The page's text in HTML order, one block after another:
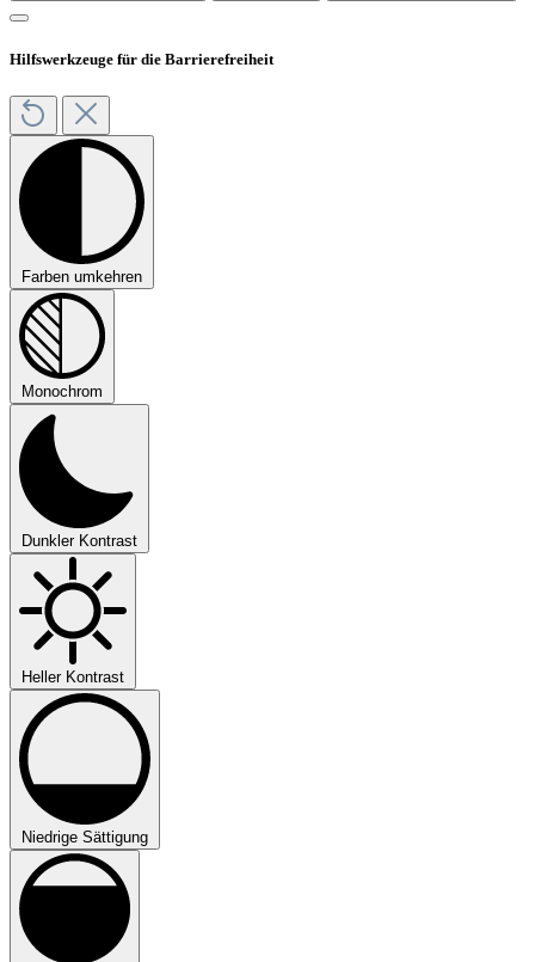
Hilfswerkzeuge für die Barrierefreiheit
Farben umkehren
Monochrom
Dunkler Kontrast
Heller Kontrast
Niedrige Sättigung